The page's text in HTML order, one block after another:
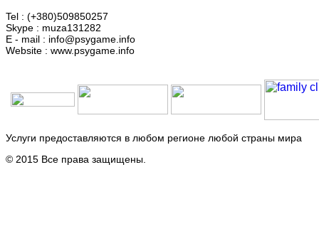
Tel : (+380)509850257
Skype : muza131282
E - mail : info@psygame.info
Website : www.psygame.info
Услуги предоставляются в любом регионе любой страны мира
© 2015 Все права защищены.